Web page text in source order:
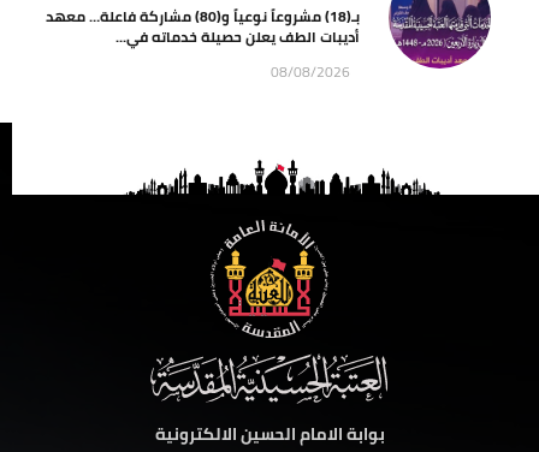
بـ(18) مشروعاً نوعياً و(80) مشاركة فاعلة… معهد
أديبات الطف يعلن حصيلة خدماته في...
08/08/2026
بوابة الامام الحسين الالكترونية